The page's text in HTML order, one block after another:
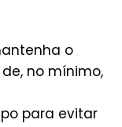
o
no mínimo,
para evitar